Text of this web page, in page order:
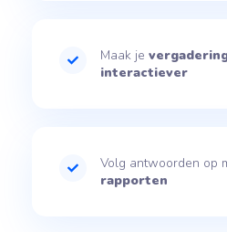
Maak je
interactiever
Volg antwoorden op
rapporten